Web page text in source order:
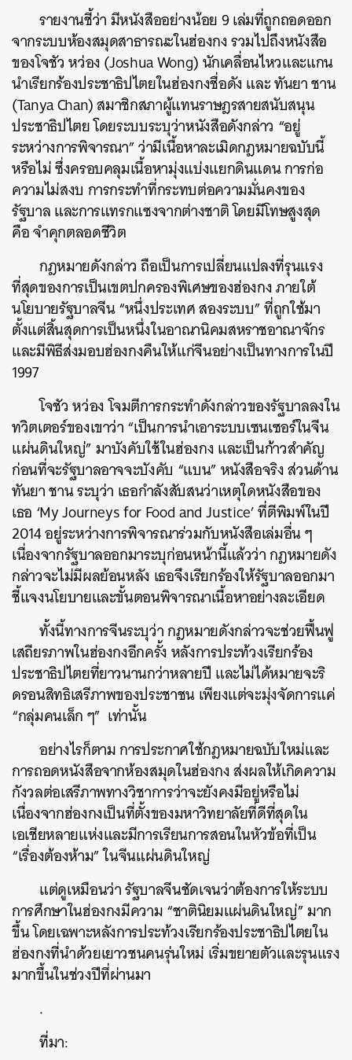
รายงานชี้ว่า มีหนังสืออย่างน้อย 9 เล่มที่ถูกถอดออก
จากระบบห้องสมุดสาธารณะในฮ่องกง รวมไปถึงหนังสือ
ของโจชัว หว่อง (Joshua Wong) นักเคลื่อนไหวและแกน
นำเรียกร้องประชาธิปไตยในฮ่องกงชื่อดัง และ ทันยา ชาน
(Tanya Chan) สมาชิกสภาผู้แทนราษฎรสายสนับสนุน
ประชาธิปไตย โดยระบบระบุว่าหนังสือดังกล่าว “อยู่
ระหว่างการพิจารณา” ว่ามีเนื้อหาละเมิดกฎหมายฉบับนี้
หรือไม่ ซึ่งครอบคลุมเนื้อหามุ่งแบ่งแยกดินแดน การก่อ
ความไม่สงบ การกระทำที่กระทบต่อความมั่นคงของ
รัฐบาล และการแทรกแซงจากต่างชาติ โดยมีโทษสูงสุด
คือ จำคุกตลอดชีวิต
กฎหมายดังกล่าว ถือเป็นการเปลี่ยนแปลงที่รุนแรง
ที่สุดของการเป็นเขตปกครองพิเศษของฮ่องกง ภายใต้
นโยบายรัฐบาลจีน “หนึ่งประเทศ สองระบบ” ที่ถูกใช้มา
ตั้งแต่สิ้นสุดการเป็นหนึ่งในอาณานิคมสหราชอาณาจักร
และมีพิธีส่งมอบฮ่องกงคืนให้แก่จีนอย่างเป็นทางการในปี
1997
โจชัว หว่อง โจมตีการกระทำดังกล่าวของรัฐบาลลงใน
ทวิตเตอร์ของเขาว่า “เป็นการนำเอาระบบเซนเซอร์ในจีน
แผ่นดินใหญ่” มาบังคับใช้ในฮ่องกง และเป็นก้าวสำคัญ
ก่อนที่จะรัฐบาลอาจจะบังคับ “แบน” หนังสือจริง ส่วนด้าน
ทันยา ชาน ระบุว่า เธอกำลังสับสนว่าเหตุใดหนังสือของ
เธอ ‘My Journeys for Food and Justice’ ที่ตีพิมพ์ในปี
2014 อยู่ระหว่างการพิจารณาร่วมกับหนังสือเล่มอื่น ๆ
เนื่องจากรัฐบาลออกมาระบุก่อนหน้านี้แล้วว่า กฎหมายดัง
กล่าวจะไม่มีผลย้อนหลัง เธอจึงเรียกร้องให้รัฐบาลออกมา
ชี้แจงนโยบายและขั้นตอนพิจารณาเนื้อหาอย่างละเอียด
ทั้งนี้ทางการจีนระบุว่า กฎหมายดังกล่าวจะช่วยฟื้นฟู
เสถียรภาพในฮ่องกงอีกครั้ง หลังการประท้วงเรียกร้อง
ประชาธิปไตยที่ยาวนานกว่าหลายปี และไม่ได้หมายจะริ
ดรอนสิทธิเสรีภาพของประชาชน เพียงแต่จะมุ่งจัดการแค่
“กลุ่มคนเล็ก ๆ” เท่านั้น
อย่างไรก็ตาม การประกาศใช้กฎหมายฉบับใหม่และ
การถอดหนังสือจากห้องสมุดในฮ่องกง ส่งผลให้เกิดความ
กังวลต่อเสรีภาพทางวิชาการว่าจะยังคงมีอยู่หรือไม่
เนื่องจากฮ่องกงเป็นที่ตั้งของมหาวิทยาลัยที่ดีที่สุดใน
เอเชียหลายแห่งและมีการเรียนการสอนในหัวข้อที่เป็น
“เรื่องต้องห้าม” ในจีนแผ่นดินใหญ่
แต่ดูเหมือนว่า รัฐบาลจีนชัดเจนว่าต้องการให้ระบบ
การศึกษาในฮ่องกงมีความ “ชาตินิยมแผ่นดินใหญ่” มาก
ขึ้น โดยเฉพาะหลังการประท้วงเรียกร้องประชาธิปไตยใน
ฮ่องกงที่นำด้วยเยาวชนคนรุ่นใหม่ เริ่มขยายตัวและรุนแรง
มากขึ้นในช่วงปีที่ผ่านมา
.
ที่มา:
ค้นหา
SHARE TWEET LINE EMAIL